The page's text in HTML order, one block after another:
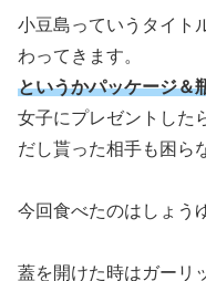
小豆島っていうタイト
わってきます。
というかパッケージ＆
女子にプレゼントした
だし貰った相手も困ら
今回食べたのはしょう
蓋を開けた時はガーリ